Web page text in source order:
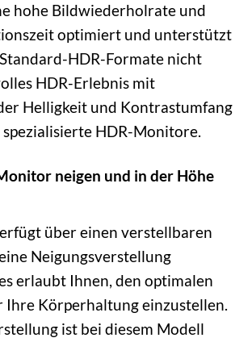
hohe Bildwiederholrate und
optimiert und unterstützt
HDR-Formate nicht
HDR-Erlebnis mit
Helligkeit und Kontrastumfang
HDR-Monitore.
neigen und in der Höhe
über einen verstellbaren
Neigungsverstellung
erlaubt Ihnen, den optimalen
Ihre Körperhaltung einzustellen.
ist bei diesem Modell